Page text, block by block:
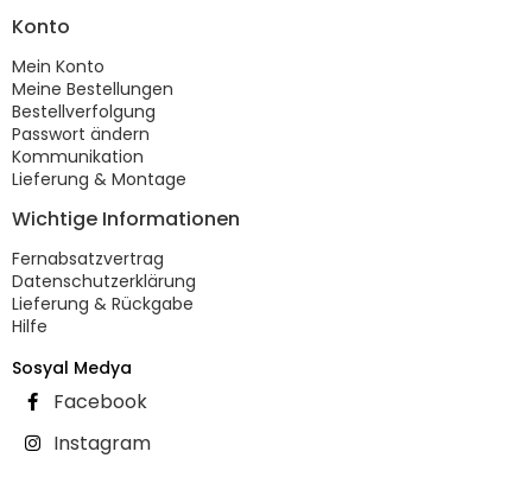
Konto
Mein Konto
Meine Bestellungen
Bestellverfolgung
Passwort ändern
Kommunikation
Lieferung & Montage
Wichtige Informationen
Fernabsatzvertrag
Datenschutzerklärung
Lieferung & Rückgabe
Hilfe
Sosyal Medya
Facebook
Instagram